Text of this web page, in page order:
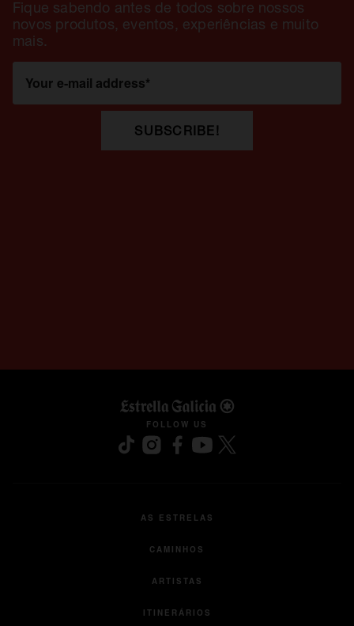
Fique sabendo antes de todos sobre nossos
novos produtos, eventos, experiências e muito
mais.
Your e-mail address*
SUBSCRIBE!
opens in a new tab
FOLLOW US
AS ESTRELAS
CAMINHOS
ARTISTAS
ITINERÁRIOS